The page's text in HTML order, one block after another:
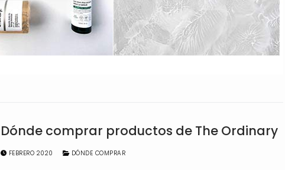
Dónde comprar productos de The Ordinary
FEBRERO 2020 DÓNDE COMPRAR